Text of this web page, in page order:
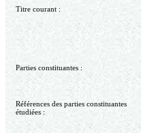
Titre courant :
Parties constituantes :
Références des parties constituantes
étudiées :